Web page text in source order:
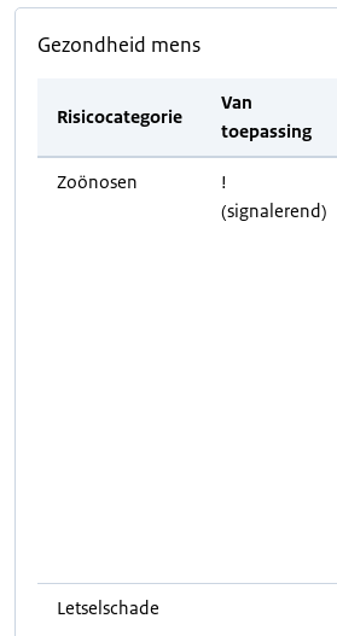
Gezondheid mens
Risicocategorie
Van
toepassing
Zoönosen
!
(signalerend)
Letselschade